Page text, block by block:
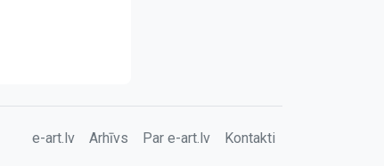
e-art.lv Arhīvs Par e-art.lv Kontakti